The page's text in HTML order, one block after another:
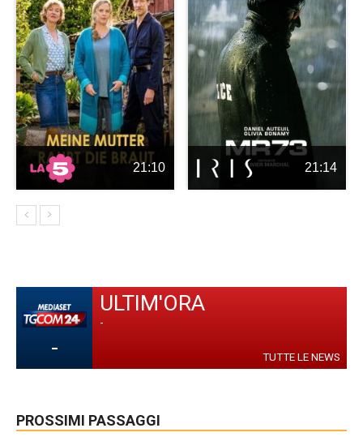
21:10 21:14
-
ULTIM'ORA
-
TUTTE LE NEWS
PROSSIMI PASSAGGI